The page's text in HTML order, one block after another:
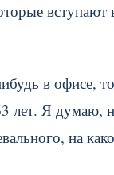
вступают
в офисе,
лет. Я думаю,
на